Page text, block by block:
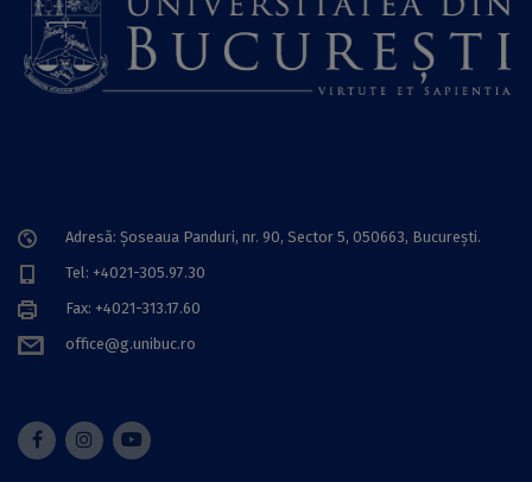
Adresă: Șoseaua Panduri, nr. 90, Sector 5, 050663, Bucureşti.
Tel: +4021-305.97.30
Fax: +4021-313.17.60
office@g.unibuc.ro